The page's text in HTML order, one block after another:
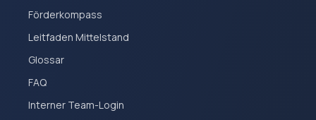
Förderkompass
Leitfaden Mittelstand
Glossar
FAQ
Interner Team-Login